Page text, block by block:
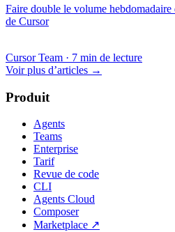
Faire double le volume
de Cursor
Cursor Team · 7 min de lecture
Voir plus d’articles →
Produit
Agents
Teams
Enterprise
Tarif
Revue de code
CLI
Agents Cloud
Composer
Marketplace ↗